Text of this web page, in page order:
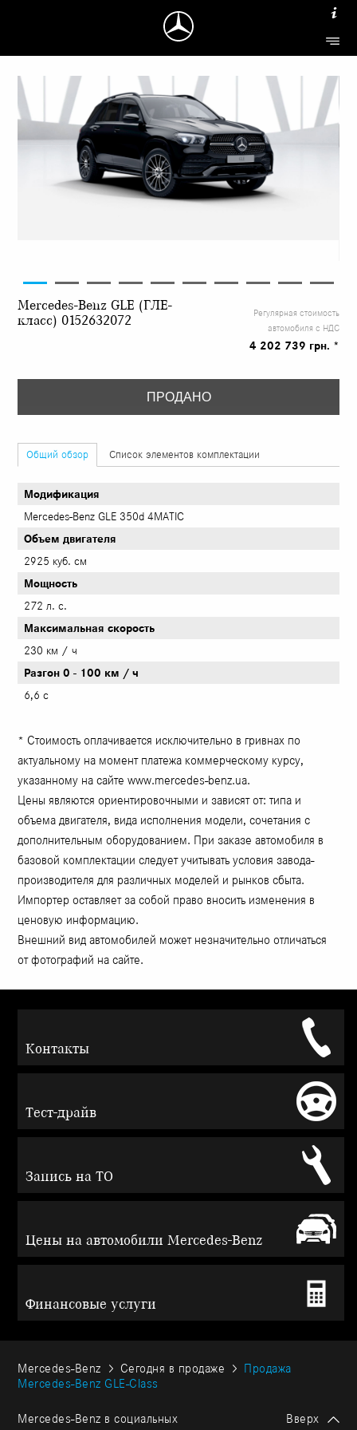
Mercedes-Benz GLE (ГЛЕ-
класс) 0152632072
Регулярная стоимость
автомобиля с НДС
4 202 739 грн. *
ПРОДАНО
Общий обзор Список элементов комплектации
Модификация
Mercedes-Benz GLE 350d 4MATIC
Объем двигателя
2925 куб. см
Мощность
272 л. с.
Максимальная скорость
230 км / ч
Разгон 0 - 100 км / ч
6,6 с
* Стоимость оплачивается исключительно в гривнах по
актуальному на момент платежа коммерческому курсу,
указанному на сайте www.mercedes-benz.ua.
Цены являются ориентировочными и зависят от: типа и
объема двигателя, вида исполнения модели, сочетания с
дополнительным оборудованием. При заказе автомобиля в
базовой комплектации следует учитывать условия завода-
производителя для различных моделей и рынков сбыта.
Импортер оставляет за собой право вносить изменения в
ценовую информацию.
Внешний вид автомобилей может незначительно отличаться
от фотографий на сайте.
Контакты
Тест-драйв
Запись на ТО
Цены на автомобили Mercedes-Benz
Финансовые услуги
Mercedes-Benz Сегодня в продаже
Продажа
Mercedes-Benz GLЕ-Class
Mercedes-Benz в социальных
Вверх